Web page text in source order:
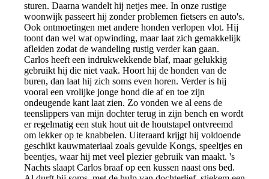
sturen. Daarna wandelt hij netjes mee. In onze rustige
woonwijk passeert hij zonder problemen fietsers en auto's.
Ook ontmoetingen met andere honden verlopen vlot. Hij
toont dan wel wat opwinding, maar laat zich gemakkelijk
afleiden zodat de wandeling rustig verder kan gaan.
Carlos heeft een indrukwekkende blaf, maar gelukkig
gebruikt hij die niet vaak. Hoort hij de honden van de
buren, dan laat hij zich soms even horen. Verder is hij
vooral een vrolijke jonge hond die af en toe zijn
ondeugende kant laat zien. Zo vonden we al eens de
teenslippers van mijn dochter terug in zijn bench en wordt
er regelmatig een stuk hout uit de houtstapel ontvreemd
om lekker op te knabbelen. Uiteraard krijgt hij voldoende
geschikt kauwmateriaal zoals gevulde Kongs, speeltjes en
beentjes, waar hij met veel plezier gebruik van maakt. 's
Nachts slaapt Carlos braaf op een kussen naast ons bed.